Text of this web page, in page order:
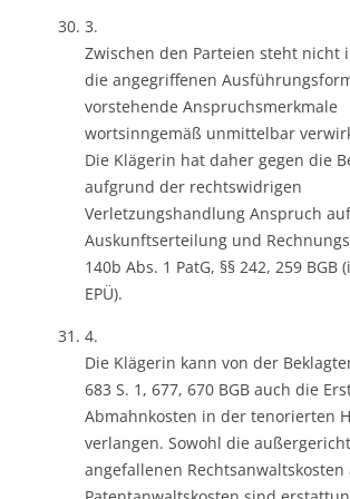
3.
Zwischen den Parteien steht nicht
die angegriffenen
vorstehende Anspruchsmerkmale
wortsinngemäß unmittelbar
Die Klägerin hat daher gegen die
aufgrund der rechtswidrigen
Verletzungshandlung Anspruch auf
Auskunftserteilung und
140b Abs. 1 PatG, §§ 242, 259 BGB
EPÜ).
4.
Die Klägerin kann von der
683 S. 1, 677, 670 BGB auch die
Abmahnkosten in der tenorierten
verlangen. Sowohl die
angefallenen Rechtsanwaltskosten